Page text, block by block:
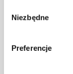
Partnerzy mogą
zgody
Niezbędne
Preferencje
Dowiedz